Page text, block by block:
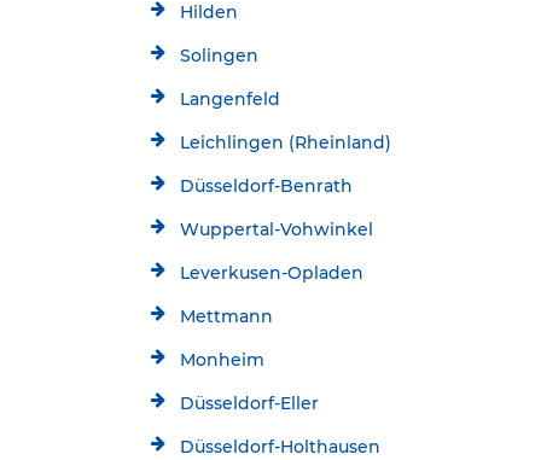
Hilden
Solingen
Langenfeld
Leichlingen (Rheinland)
Düsseldorf-Benrath
Wuppertal-Vohwinkel
Leverkusen-Opladen
Mettmann
Monheim
Düsseldorf-Eller
Düsseldorf-Holthausen